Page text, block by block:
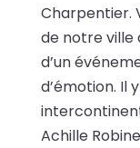
Charpentier.
de notre ville
d’un
d’émotion. Il
Achille